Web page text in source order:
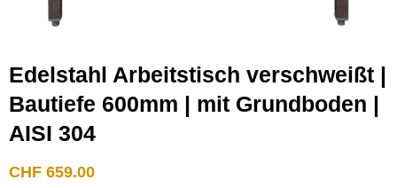
Edelstahl Arbeitstisch verschweißt |
Bautiefe 600mm | mit Grundboden |
AISI 304
CHF 659.00